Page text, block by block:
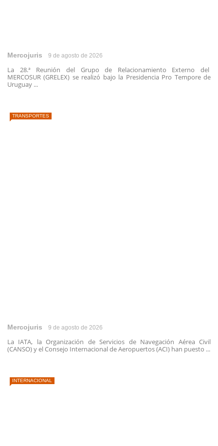
Mercojuris 9 de agosto de 2026
La 28.ª Reunión del Grupo de Relacionamiento Externo del
MERCOSUR (GRELEX) se realizó bajo la Presidencia Pro Tempore de
Uruguay ...
TRANSPORTES
Mercojuris 9 de agosto de 2026
La IATA, la Organización de Servicios de Navegación Aérea Civil
(CANSO) y el Consejo Internacional de Aeropuertos (ACI) han puesto ...
INTERNACIONAL